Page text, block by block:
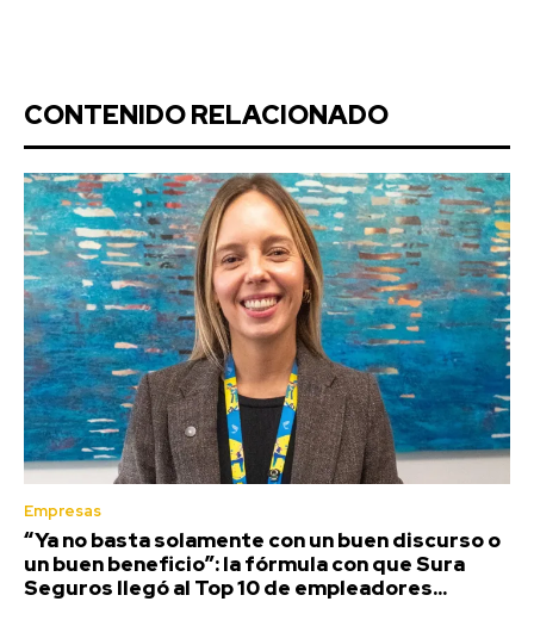
CONTENIDO RELACIONADO
Empresas
“Ya no basta solamente con un buen discurso o
un buen beneficio”: la fórmula con que Sura
Seguros llegó al Top 10 de empleadores...